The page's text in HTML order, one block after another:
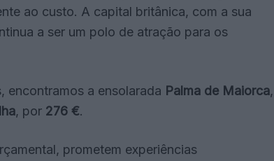
ao custo. A capital britânica, com a sua
a ser um polo de atração para os
encontramos a ensolarada Palma de Maiorca,
, por 276 €.
prometem experiências